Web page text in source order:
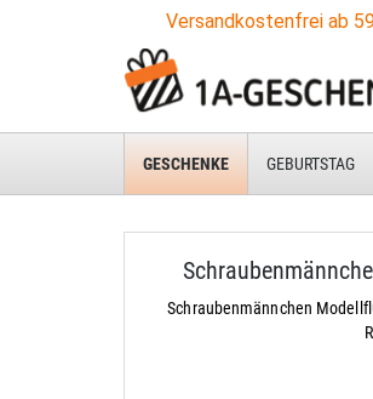
Versandkostenfrei ab
GESCHENKE GEBURTSTAG
Schraubenmännchen